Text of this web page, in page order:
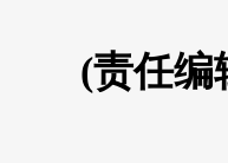
(责任编